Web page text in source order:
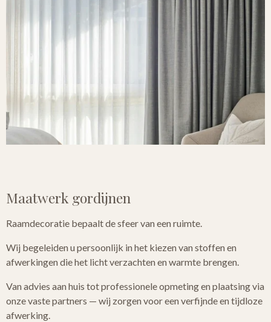
Maatwerk gordijnen
Raamdecoratie bepaalt de sfeer van een ruimte.
Wij begeleiden u persoonlijk in het kiezen van stoffen en
afwerkingen die het licht verzachten en warmte brengen.
Van advies aan huis tot professionele opmeting en plaatsing via
onze vaste partners — wij zorgen voor een verfijnde en tijdloze
afwerking.